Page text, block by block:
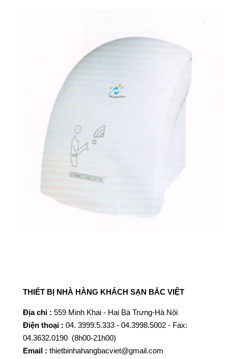
THIẾT BỊ NHÀ HÀNG KHÁCH SẠN BẮC VIỆT
Địa chỉ : 559 Minh Khai - Hai Bà Trưng-Hà Nội
Điện thoại : 04. 3999.5.333 - 04.3998.5002 - Fax:
04.3632.0190 (8h00-21h00)
Email : thietbinhahangbacviet@gmail.com